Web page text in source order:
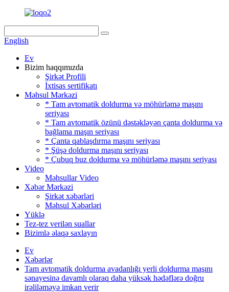
English
Ev
Bizim haqqımızda
Şirkət Profili
İxtisas sertifikatı
Məhsul Mərkəzi
* Tam avtomatik doldurma və möhürləmə maşını
seriyası
* Tam avtomatik özünü dəstəkləyən çanta doldurma və
bağlama maşın seriyası
* Çanta qablaşdırma maşını seriyası
* Şüşə doldurma maşını seriyası
* Çubuq buz doldurma və möhürləmə maşını seriyası
Video
Məhsullar Video
Xəbər Mərkəzi
Şirkət xəbərləri
Məhsul Xəbərləri
Yüklə
Tez-tez verilən suallar
Bizimlə əlaqə saxlayın
Ev
Xəbərlər
Tam avtomatik doldurma avadanlığı yerli doldurma maşını
sənayesinə davamlı olaraq daha yüksək hədəflərə doğru
irəliləməyə imkan verir